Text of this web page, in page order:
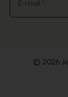
E-mail *
© 2026
.